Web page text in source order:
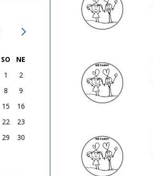
SO
NE
1
2
8
9
15
16
22
23
29
30